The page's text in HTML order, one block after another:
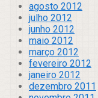
agosto 2012
julho 2012
junho 2012
maio 2012
março 2012
fevereiro 2012
janeiro 2012
dezembro 2011